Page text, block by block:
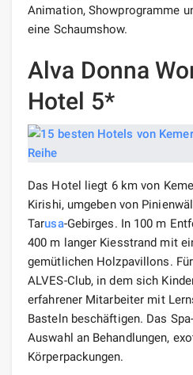
Animation, Showprogramme
eine Schaumshow.
Alva Donna
Hotel 5*
Das Hotel liegt 6 km von
Kirishi, umgeben von
Tarusa-Gebirges. In 100 m
400 m langer Kiesstrand mit
gemütlichen Holzpavillons.
ALVES-Club, in dem sich
erfahrener Mitarbeiter mit
Basteln beschäftigen. Das
Auswahl an Behandlungen,
Körperpackungen.